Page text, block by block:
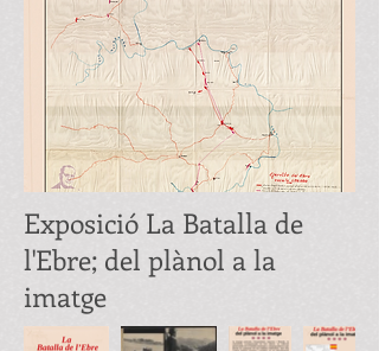
Exposició La Batalla de
l'Ebre; del plànol a la
imatge